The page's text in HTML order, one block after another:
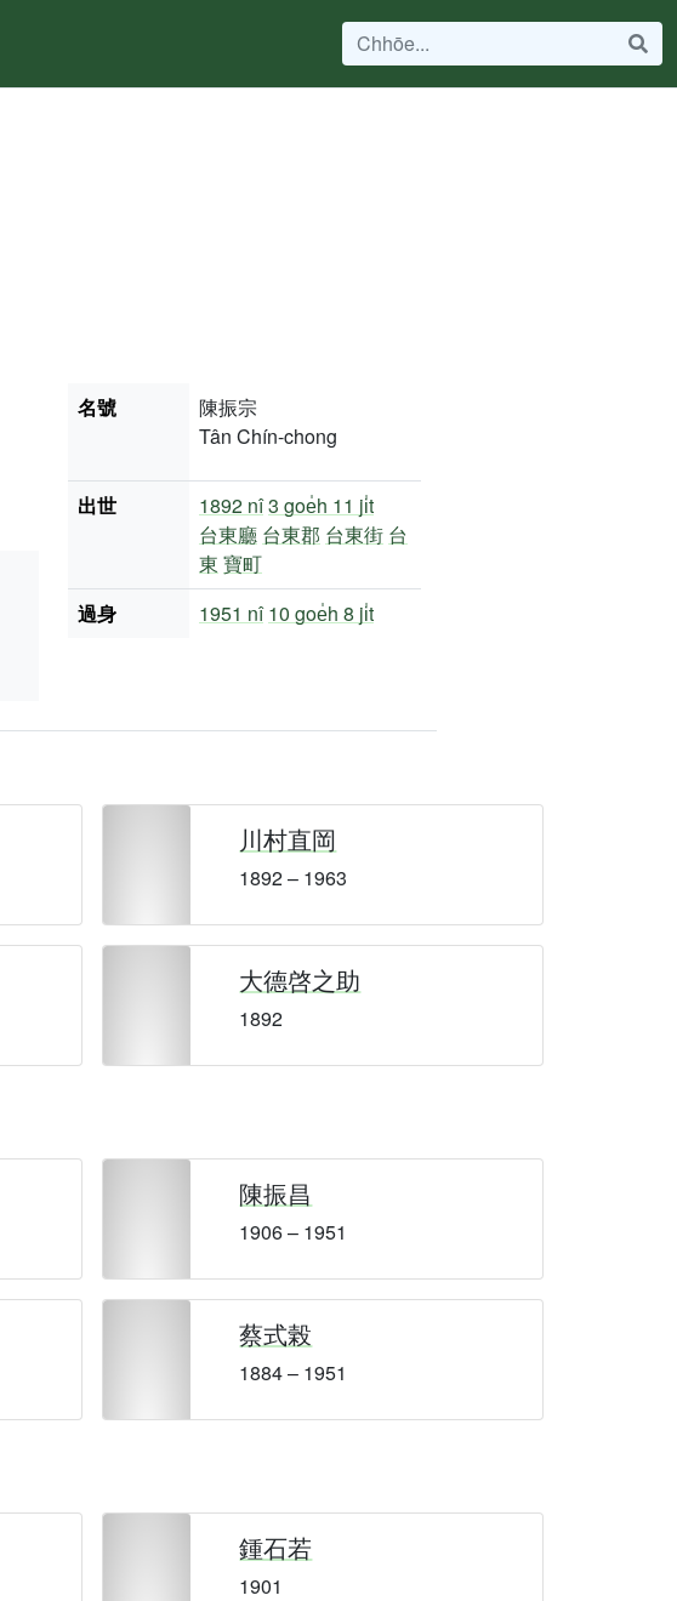
名號
陳振宗
Tân Chín-chong
出世 1892 nî3 goe̍h 11 ji̍t
台東廳 台東郡 台東街 台
東 寶町
過身
1951 nî 10 goe̍h 8 ji̍t
川村直岡
1892 – 1963
大德啓之助
1892
陳振昌
1906 – 1951
蔡式榖
1884 – 1951
鍾石若
1901